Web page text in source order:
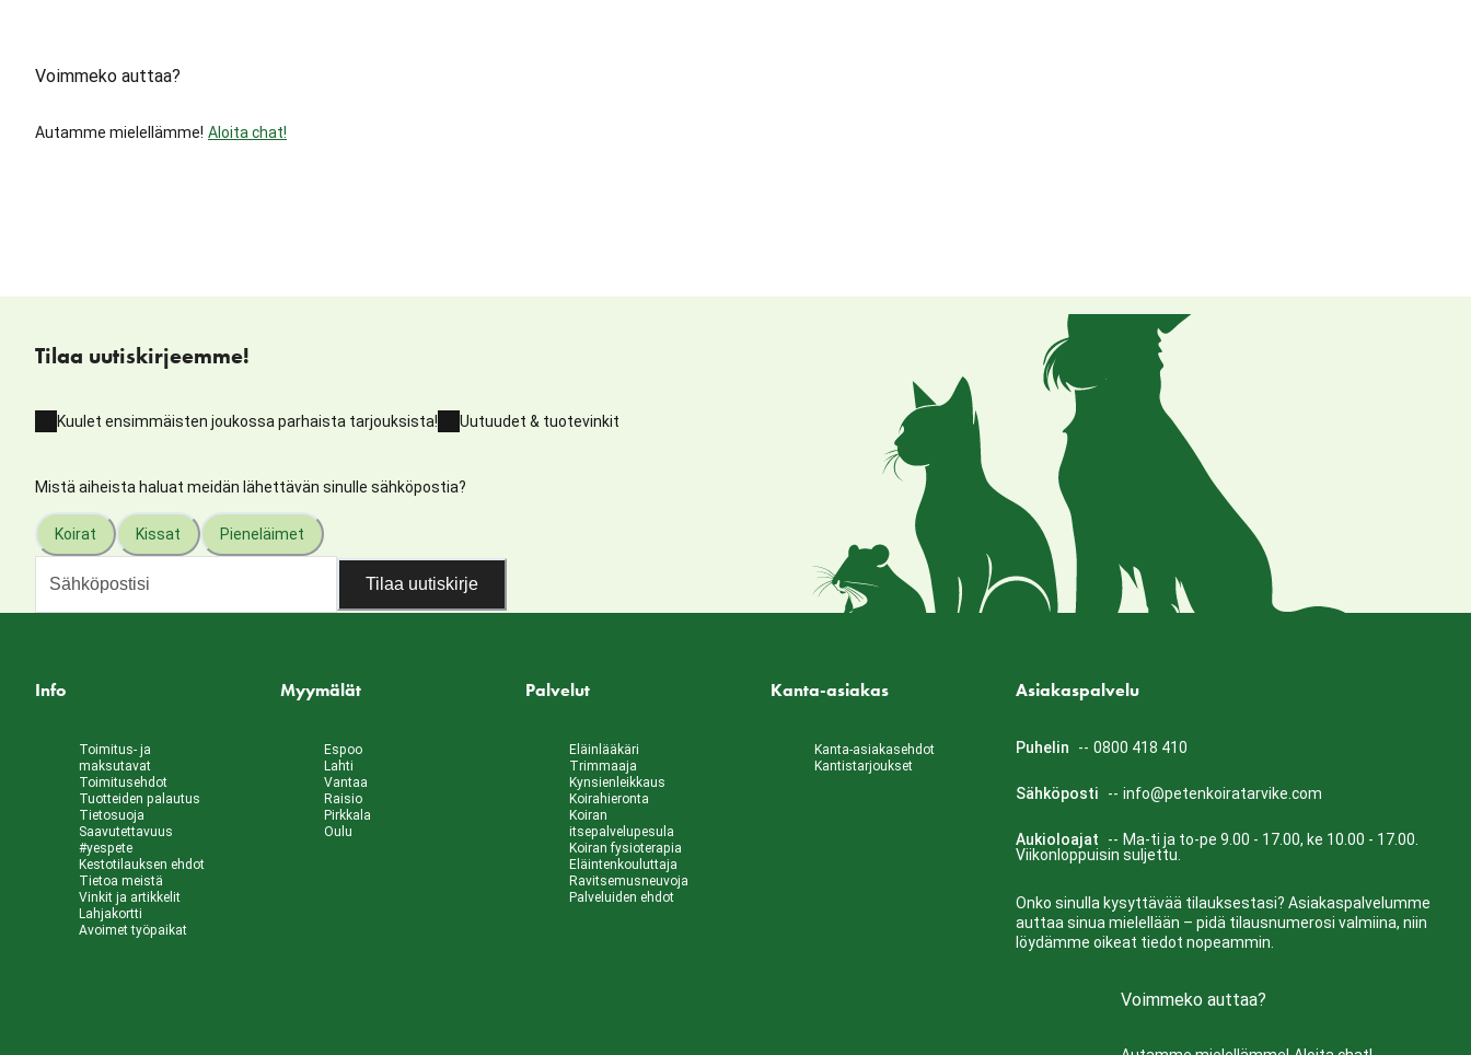
Voimmeko auttaa?
Autamme mielellämme! Aloita chat!
Tilaa uutiskirjeemme!
Kuulet ensimmäisten joukossa parhaista tarjouksista! Uutuudet & tuotevinkit
Mistä aiheista haluat meidän lähettävän sinulle sähköpostia?
Koirat Kissat Pieneläimet
Tilaa uutiskirje
Info
Toimitus- ja
maksutavat
Toimitusehdot
Tuotteiden palautus
Tietosuoja
Saavutettavuus
#yespete
Kestotilauksen ehdot
Tietoa meistä
Vinkit ja artikkelit
Lahjakortti
Avoimet työpaikat
Myymälät
Espoo
Lahti
Vantaa
Raisio
Pirkkala
Oulu
Palvelut
Eläinlääkäri
Trimmaaja
Kynsienleikkaus
Koirahieronta
Koiran
itsepalvelupesula
Koiran fysioterapia
Eläintenkouluttaja
Ravitsemusneuvoja
Palveluiden ehdot
Kanta-asiakas
Kanta-asiakasehdot
Kantistarjoukset
Asiakaspalvelu
Puhelin -- 0800 418 410
Sähköposti -- info@petenkoiratarvike.com
Aukioloajat -- Ma-ti ja to-pe 9.00 - 17.00, ke 10.00 - 17.00.
Viikonloppuisin suljettu.
Onko sinulla kysyttävää tilauksestasi? Asiakaspalvelumme
auttaa sinua mielellään – pidä tilausnumerosi valmiina, niin
löydämme oikeat tiedot nopeammin.
Voimmeko auttaa?